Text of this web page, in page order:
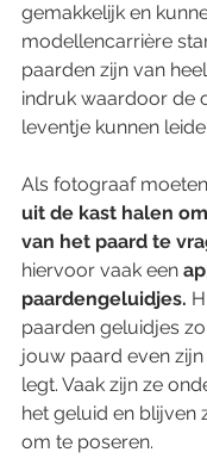
gemakkelijk en
modellencarrière
paarden zijn van
indruk waardoor de
leventje kunnen
Als fotograaf
uit de kast halen
van het paard te
hiervoor vaak een
paardengeluidjes.
paarden geluidjes
jouw paard even
legt. Vaak zijn ze
het geluid en blijven
om te poseren.